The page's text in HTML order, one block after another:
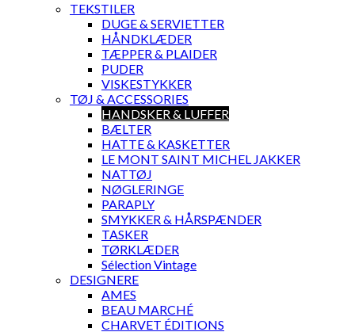
TEKSTILER
DUGE & SERVIETTER
HÅNDKLÆDER
TÆPPER & PLAIDER
PUDER
VISKESTYKKER
TØJ & ACCESSORIES
HANDSKER & LUFFER
BÆLTER
HATTE & KASKETTER
LE MONT SAINT MICHEL JAKKER
NATTØJ
NØGLERINGE
PARAPLY
SMYKKER & HÅRSPÆNDER
TASKER
TØRKLÆDER
Sélection Vintage
DESIGNERE
AMES
BEAU MARCHÉ
CHARVET ÉDITIONS